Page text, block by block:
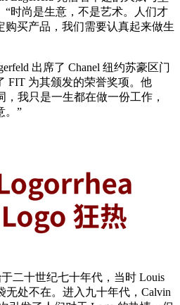
“时尚是生意，不是艺术。人们才
购买产品，我们需要认真起来做生
出席了 Chanel 纽约苏豪区门
FIT 为其颁发的荣誉奖项。他
，我只是一生都在做一份工作，
。”
十世纪七十年代，当时 Louis
无处不在。进入九十年代，Calvin